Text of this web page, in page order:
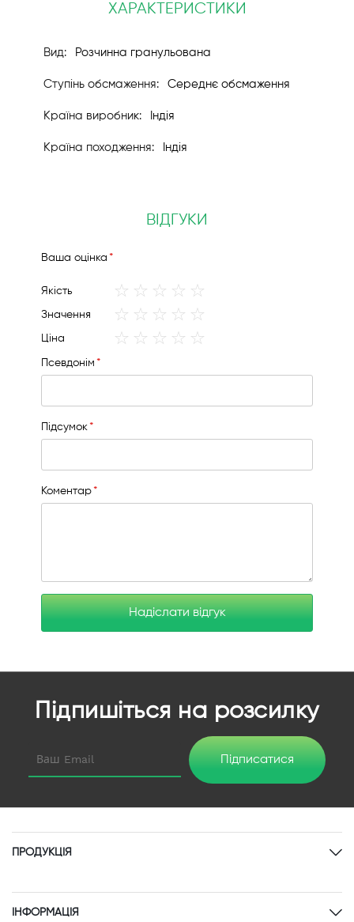
ХАРАКТЕРИСТИКИ
Розчинна гранульована
Середнє обсмаження
Індія
Індія
ВІДГУКИ
Вашa оцінка
Якість
1
2
3
4
Значення
1
2
3
4
Ціна
1
2
3
4
Псевдонім
Підсумок
Коментар
Надіслати відгук
Підпишіться на розсилку
Підписатися
ПРОДУКЦІЯ
ІНФОРМАЦІЯ